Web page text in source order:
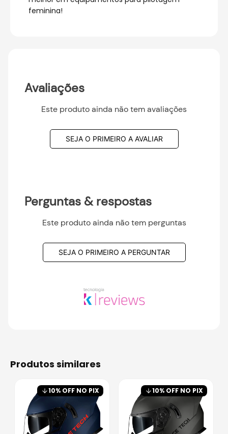
feminina!
Avaliações
Este produto ainda não tem avaliações
SEJA O PRIMEIRO A AVALIAR
Perguntas & respostas
Este produto ainda não tem perguntas
SEJA O PRIMEIRO A PERGUNTAR
produtos similares
10% OFF NO PIX 10% OFF NO PIX